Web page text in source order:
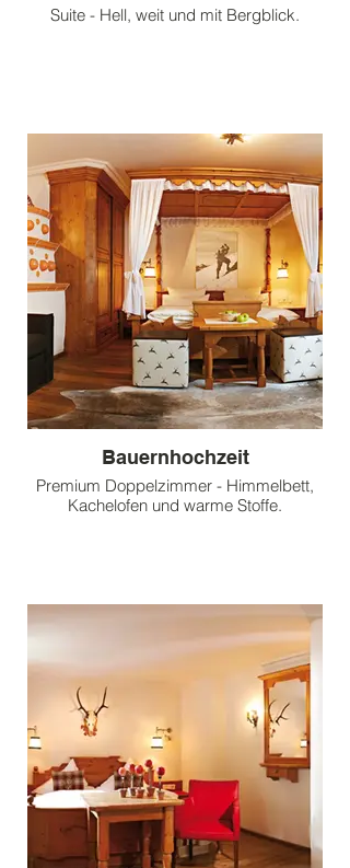
Suite - Hell, weit und mit Bergblick.
Bauernhochzeit
Premium Doppelzimmer - Himmelbett,
Kachelofen und warme Stoffe.